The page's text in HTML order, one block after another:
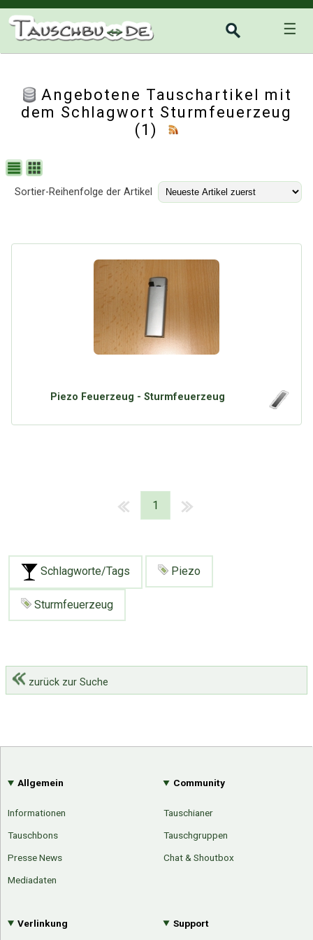
☰
Angebotene Tauschartikel mit
dem Schlagwort Sturmfeuerzeug
(1)
Sortier-Reihenfolge der Artikel
Piezo Feuerzeug - Sturmfeuerzeug
1
Schlagworte/Tags Piezo
Sturmfeuerzeug
zurück zur Suche
Allgemein
Informationen
Tauschbons
Presse News
Mediadaten
Community
Tauschianer
Tauschgruppen
Chat & Shoutbox
Verlinkung Support